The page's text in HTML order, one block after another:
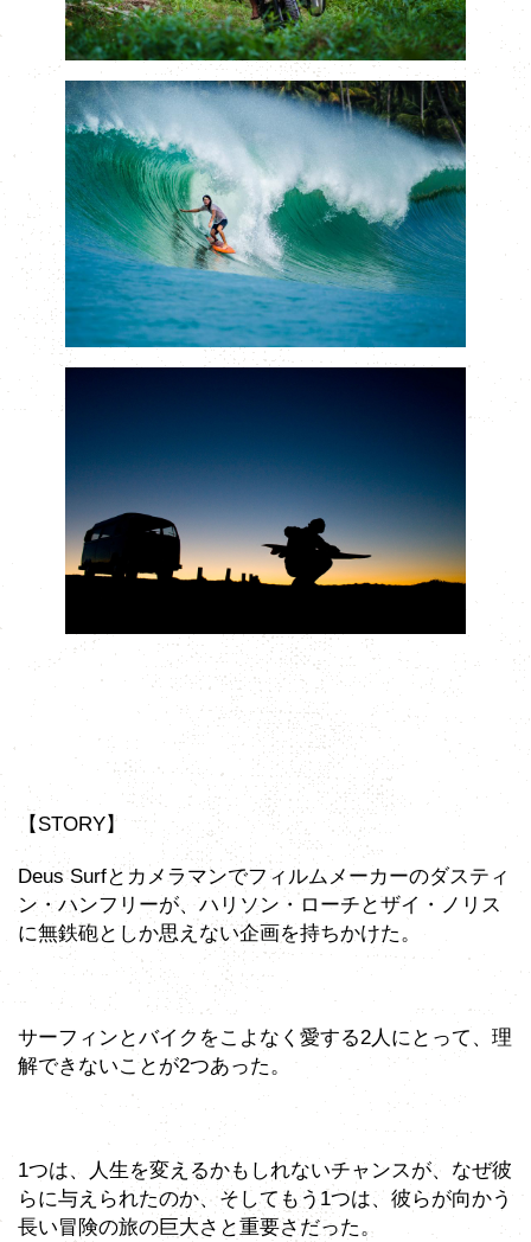
【STORY】
Deus Surfとカメラマンでフィルムメーカーのダスティ
ン・ハンフリーが、ハリソン・ローチとザイ・ノリス
に無鉄砲としか思えない企画を持ちかけた。
サーフィンとバイクをこよなく愛する2人にとって、理
解できないことが2つあった。
1つは、人生を変えるかもしれないチャンスが、なぜ彼
らに与えられたのか、そしてもう1つは、彼らが向かう
長い冒険の旅の巨大さと重要さだった。